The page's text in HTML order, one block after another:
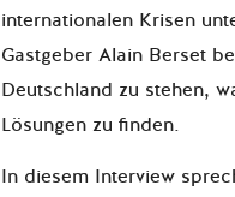
internationalen Krisen
Gastgeber Alain Berset
Deutschland zu stehen,
Lösungen zu finden.
In diesem Interview